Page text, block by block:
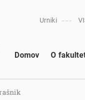
Urniki
Domov O